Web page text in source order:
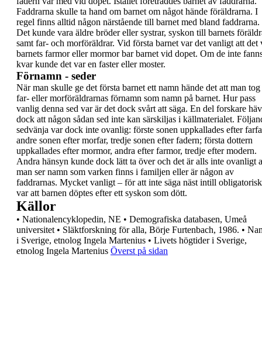
Faddrarna skulle ta hand om barnet om något hände föräldrarna. I
regel finns alltid någon närstående till barnet med bland faddrarna.
Det kunde vara äldre bröder eller systrar, syskon till barnets
samt far- och morföräldrar. Vid första barnet var det vanligt att det
barnets farmor eller mormor bar barnet vid dopet. Om de inte
kvar kunde det var en faster eller moster.
Förnamn - seder
När man skulle ge det första barnet ett namn hände det att man tog
far- eller morföräldrarnas förnamn som namn på barnet. Hur pass
vanlig denna sed var är det dock svårt att säga. En del forskare
dock att någon sådan sed inte kan särskiljas i källmaterialet.
sedvänja var dock inte ovanlig: förste sonen uppkallades efter
andre sonen efter morfar, tredje sonen efter fadern; första dottern
uppkallades efter mormor, andra efter farmor, tredje efter modern.
Andra hänsyn kunde dock lätt ta över och det är alls inte ovanligt
man sernamn som varken finns i familjen eller är någon av
faddrarnas. Mycket vanligt – för att inte säga näst intill
var att barnen döptes efter ett syskon som dött.
Källor
• Nationalencyklopedin, NE • Demografiska databasen, Umeå
universitet • Släktforskning för alla, Börje Furtenbach, 1986. •
i Sverige, etnolog Ingela Martenius • Livets högtider i Sverige,
etnolog Ingela Martenius Överst på sidan